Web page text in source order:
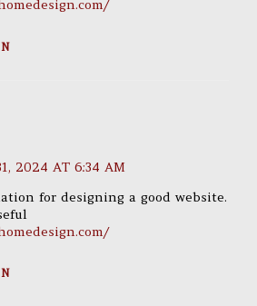
2024 AT 6:34 AM
for designing a good website.